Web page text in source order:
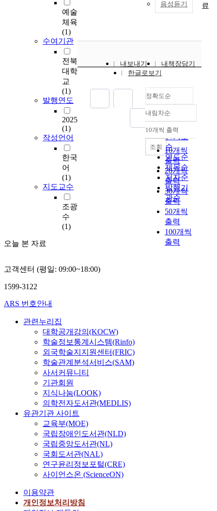
예술
체육
(1)
수여기관
전북
대학
교
(1)
발행연도
2025
(1)
작성언어
한국
어
(1)
지도교수
조광
수
(1)
오늘 본 자료
음성듣기
a
t
내보내기
내책장담기
한글로보기
정확도순
정확도
순
인기도
순
연도순
제목순
저자순
발행기
관순
내림차순
내림차순
10개씩 출력
10개씩
출력
20개씩
출력
30개씩
출력
50개씩
출력
100개씩
출력
조회
료
고객센터 (평일: 09:00~18:00)
1599-3122
ARS 번호안내
관련누리집
대학공개강의(KOCW)
학술정보통계시스템(Rinfo)
외국학술지지원센터(FRIC)
학술관계분석서비스(SAM)
사서커뮤니티
기관회원
지식나눔(LOOK)
의학전자도서관(MEDLIS)
유관기관 사이트
교육부(MOE)
국립장애인도서관(NLD)
국립중앙도서관(NL)
국회도서관(NAL)
연구윤리정보포털(CRE)
사이언스온 (ScienceON)
이용약관
개인정보처리방침